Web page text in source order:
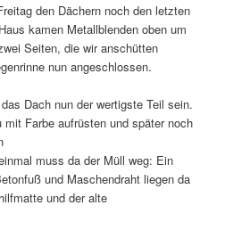
den Dächern noch den letzten
kamen Metallblenden oben um
Seiten, die wir anschütten
nun angeschlossen.
Dach nun der wertigste Teil sein.
mit Farbe aufrüsten und später noch
muss da der Müll weg: Ein
und Maschendraht liegen da
und der alte